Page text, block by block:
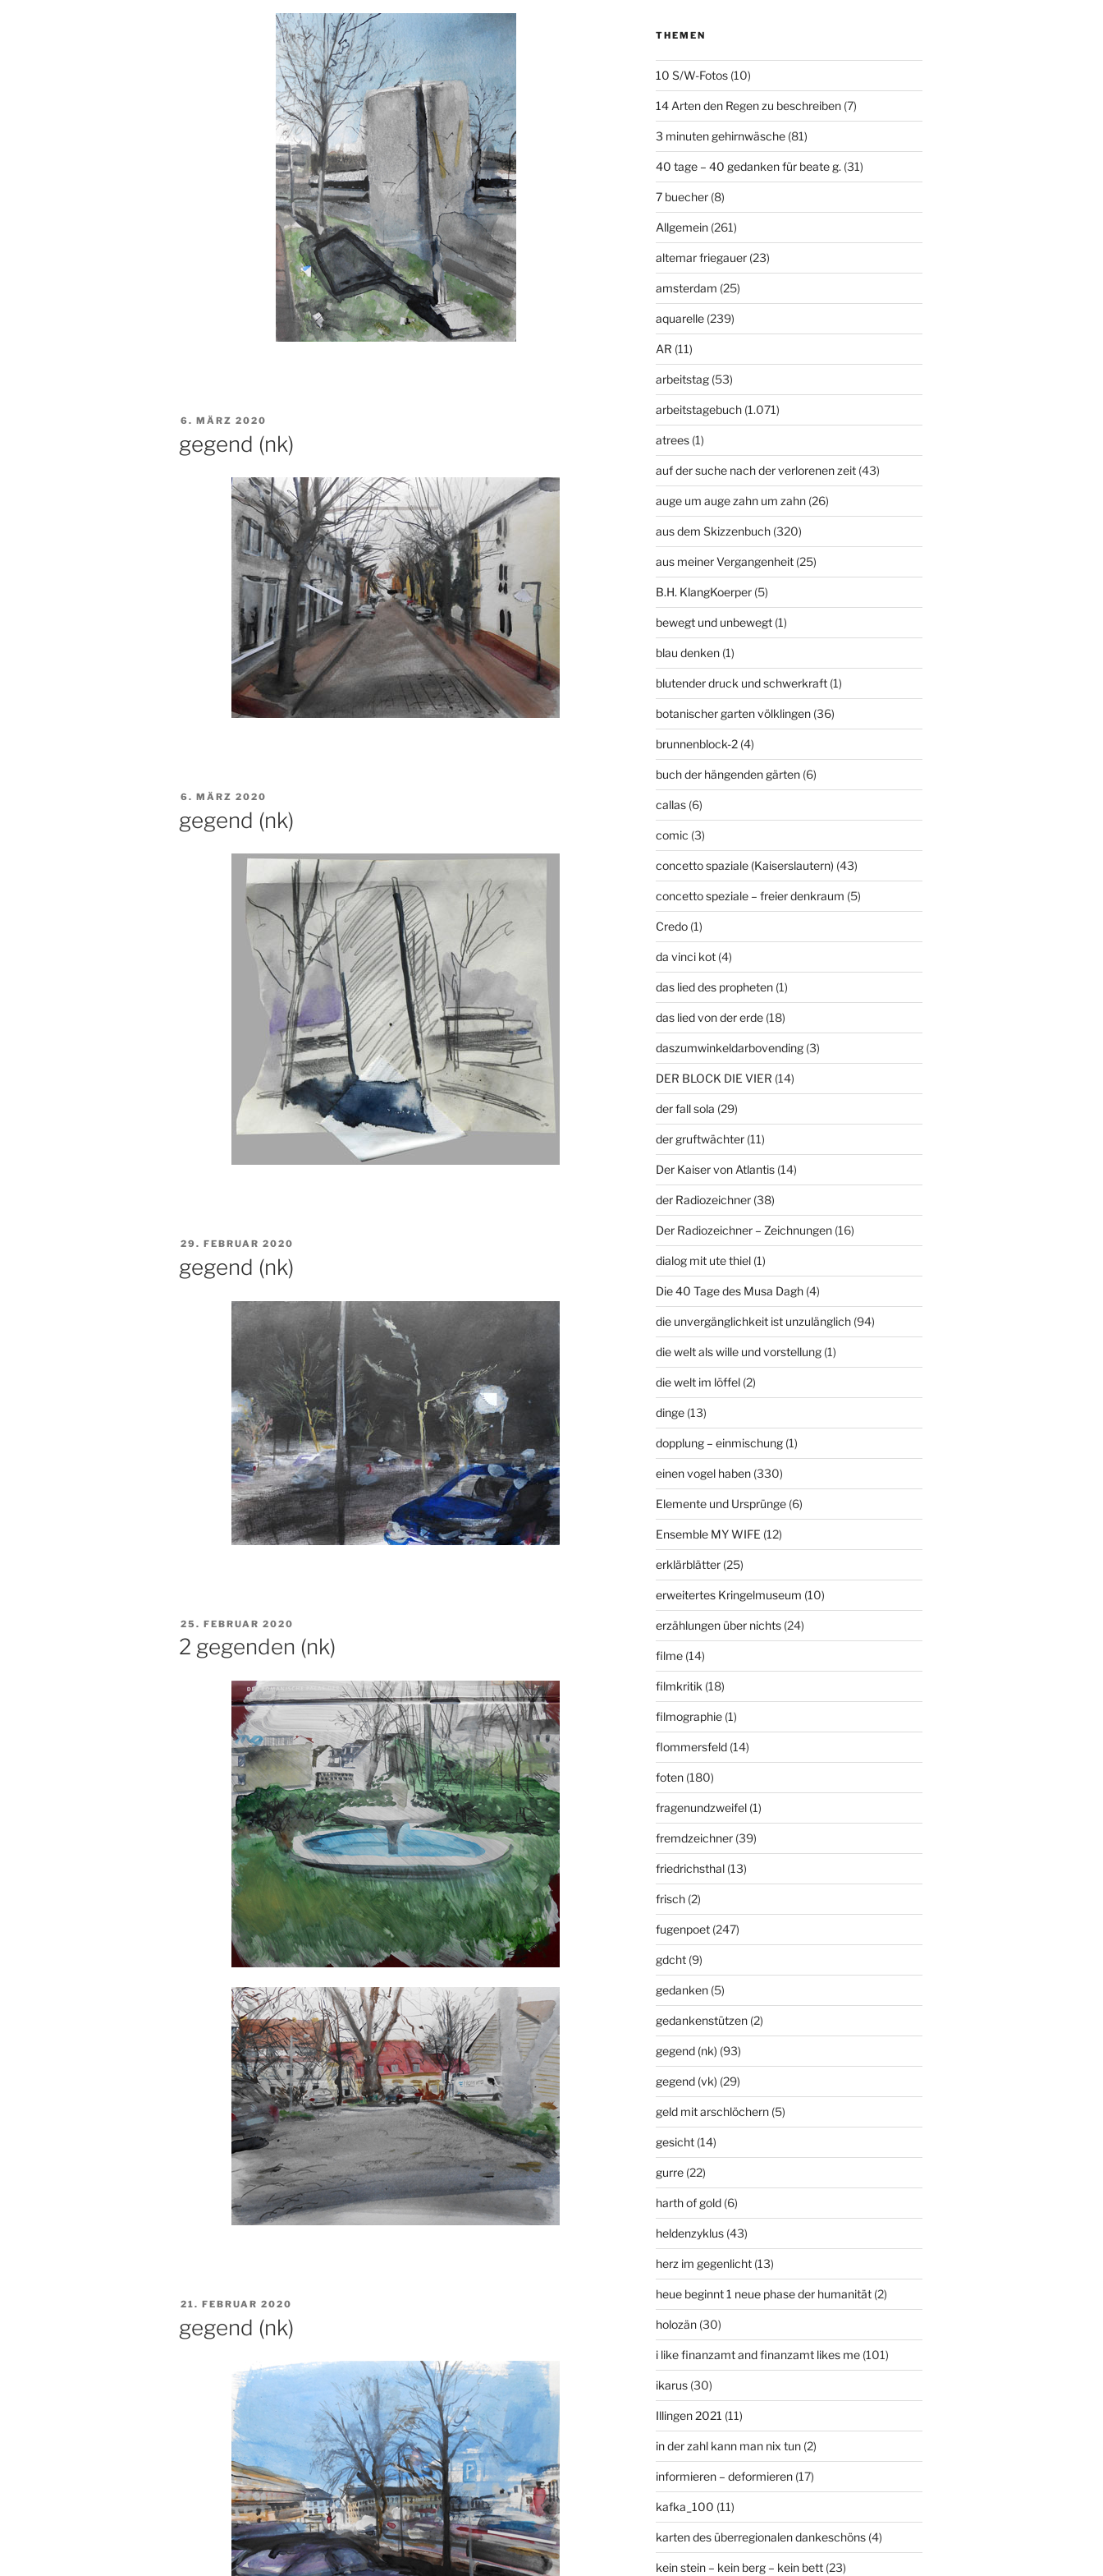
VERÖFFENTLICHT
6. MÄRZ 2020
gegend (nk)
VERÖFFENTLICHT
6. MÄRZ 2020
gegend (nk)
VERÖFFENTLICHT
29. FEBRUAR 2020
gegend (nk)
VERÖFFENTLICHT
AM
25. FEBRUAR 2020
2 gegenden (nk)
VERÖFFENTLICHT
21. FEBRUAR 2020
gegend (nk)
THEMEN
10 S/W-Fotos(10)
14 Arten den Regen zu beschreiben(7)
3 minuten gehirnwäsche(81)
40 tage – 40 gedanken für beate g. (31)
7 buecher(8)
Allgemein(261)
altemar friegauer(23)
amsterdam (25)
aquarelle(239)
AR (11)
arbeitstag(53)
arbeitstagebuch(1.071)
atrees(1)
auf der suche nach der verlorenen zeit(43)
auge um auge zahn um zahn(26)
aus dem Skizzenbuch(320)
aus meiner Vergangenheit(25)
B.H. KlangKoerper(5)
bewegt und unbewegt(1)
blau denken(1)
blutender druck und schwerkraft(1)
botanischer garten völklingen(36)
brunnenblock-2(4)
buch der hängenden gärten(6)
callas(6)
comic (3)
concetto spaziale (Kaiserslautern) (43)
concetto speziale – freier denkraum (5)
Credo(1)
da vinci kot(4)
das lied des propheten(1)
das lied von der erde(18)
daszumwinkeldarbovending(3)
DER BLOCK DIE VIER (14)
der fall sola (29)
der gruftwächter(11)
Der Kaiser von Atlantis(14)
der Radiozeichner(38)
Der Radiozeichner – Zeichnungen(16)
dialog mit ute thiel(1)
Die 40 Tage des Musa Dagh(4)
die unvergänglichkeit ist unzulänglich(94)
die welt als wille und vorstellung(1)
die welt im löffel(2)
dinge(13)
dopplung – einmischung(1)
einen vogel haben(330)
Elemente und Ursprünge(6)
Ensemble MY WIFE (12)
erklärblätter(25)
erweitertes Kringelmuseum (10)
erzählungen über nichts(24)
filme(14)
filmkritik (18)
filmographie(1)
flommersfeld(14)
foten(180)
fragenundzweifel(1)
fremdzeichner(39)
friedrichsthal(13)
frisch(2)
fugenpoet(247)
gdcht(9)
gedanken(5)
gedankenstützen(2)
gegend (nk) (93)
gegend (vk) (29)
geld mit arschlöchern(5)
gesicht(14)
gurre(22)
harth of gold(6)
heldenzyklus(43)
herz im gegenlicht(13)
heue beginnt 1 neue phase der humanität(2)
holozän(30)
i like finanzamt and finanzamt likes me(101)
ikarus(30)
Illingen 2021 (11)
in der zahl kann man nix tun(2)
informieren – deformieren(17)
kafka_100 (11)
karten des überregionalen dankeschöns(4)
kein stein – kein berg – kein bett(23)